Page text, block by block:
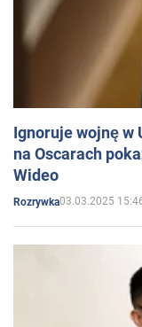
Ignoruje wojnę w
na Oscarach
Wideo
Rozrywka03.03.2025